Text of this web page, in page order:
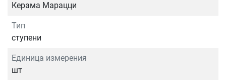
Керама Марацци
Тип
ступени
Единица измерения
шт